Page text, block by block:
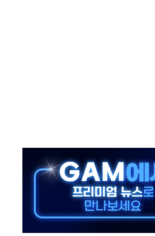
라젬…공정위 과징금 4억3200만원
5곳 선정...소부장 핵심기업 추가 육성
발급…7일부터 온라인 대리 신청 가능
자 이송체계 전국 확대 점검
사처, 공무원 인사제도 안내서 발간
, 신천지 허위신고에 배신 사과 안 해"